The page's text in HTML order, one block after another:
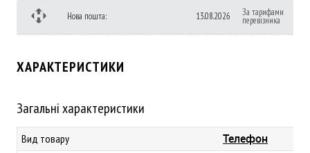
Нова пошта: 13.08.2026 За тарифами
перевізника
ХАРАКТЕРИСТИКИ
Загальні характеристики
Вид товару Телефон